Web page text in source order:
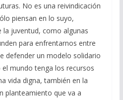
No es una reivindicación
piensan en lo suyo,
juventud, como algunas
para enfrentarnos entre
defender un modelo solidario
mundo tenga los recursos
vida digna, también en la
planteamiento que va a